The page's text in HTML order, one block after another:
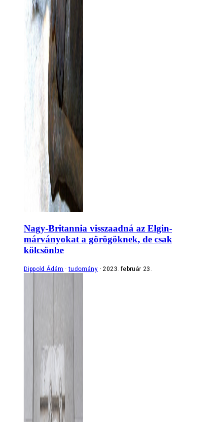
Nagy-Britannia visszaadná az Elgin-
márványokat a görögöknek, de csak
kölcsönbe
Dippold Ádám tudomány 2023. február 23.